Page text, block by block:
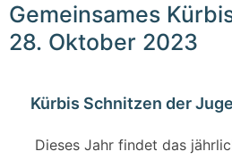
Gemeinsames
28. Oktober 2023
Kürbis Schnitzen der
Dieses Jahr findet das